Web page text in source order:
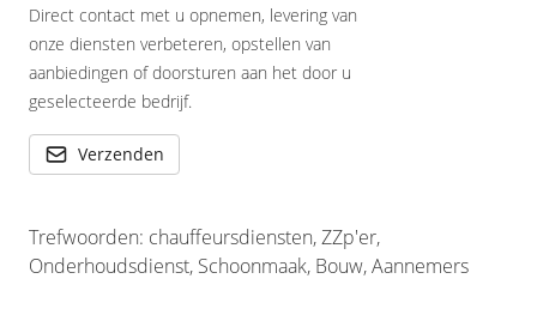
Direct contact met u opnemen, levering van
onze diensten verbeteren, opstellen van
aanbiedingen of doorsturen aan het door u
geselecteerde bedrijf.
Verzenden
Trefwoorden: chauffeursdiensten, ZZp'er,
Onderhoudsdienst, Schoonmaak, Bouw, Aannemers